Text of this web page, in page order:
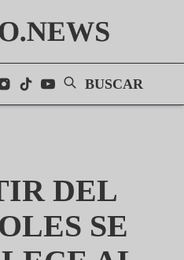
BUSCAR
DEL
SE